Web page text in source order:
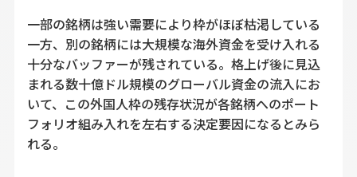
一部の銘柄は強い需要により枠がほぼ枯渇している
一方、別の銘柄には大規模な海外資金を受け入れる
十分なバッファーが残されている。格上げ後に見込
まれる数十億ドル規模のグローバル資金の流入にお
いて、この外国人枠の残存状況が各銘柄へのポート
フォリオ組み入れを左右する決定要因になるとみら
れる。